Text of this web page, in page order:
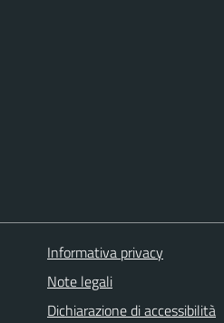
Informativa privacy
Note legali
Dichiarazione di accessibilità